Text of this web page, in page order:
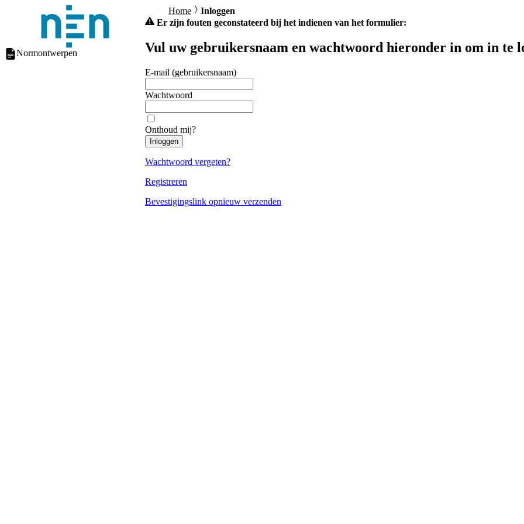
Normontwerpen
Home
Inloggen
Er zijn fouten geconstateerd bij het indienen van het formulier:
Vul uw gebruikersnaam en wachtwoord hieronder in om in te
E-mail (gebruikersnaam)
Wachtwoord
Onthoud mij?
Inloggen
Wachtwoord vergeten?
Registreren
Bevestigingslink opnieuw verzenden